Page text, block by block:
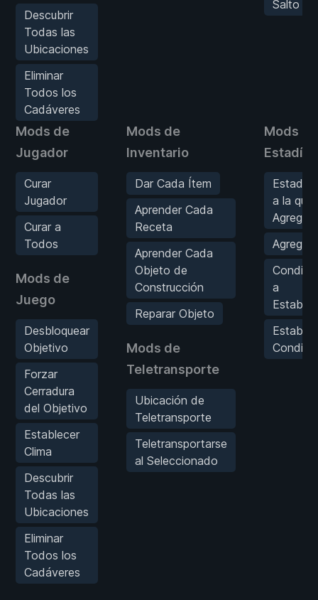
Descubrir
Todas las
Ubicaciones
Eliminar
Todos los
Cadáveres
Salto
Mods de
Jugador
Curar
Jugador
Curar a
Todos
Mods de
Juego
Desbloquear
Objetivo
Forzar
Cerradura
del Objetivo
Establecer
Clima
Descubrir
Todas las
Ubicaciones
Eliminar
Todos los
Cadáveres
Mods de
Inventario
Dar Cada Ítem
Aprender Cada
Receta
Aprender Cada
Objeto de
Construcción
Reparar Objeto
Mods de
Teletransporte
Ubicación de
Teletransporte
Teletransportarse
al Seleccionado
Mods de
a la que
Agregar
Agregar
a